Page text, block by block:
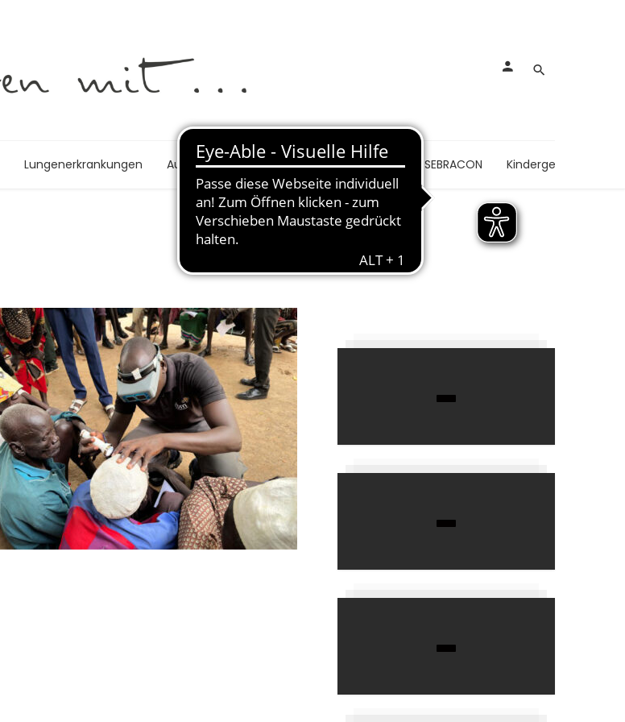
Lungenerkrankungen Autoimmunerkrankungen Schmerzen SEBRACON Kindergesundheit